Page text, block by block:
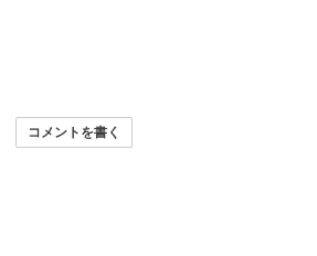
コメントを書く